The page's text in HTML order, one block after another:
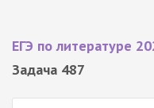
ЕГЭ по литературе
Задача 487